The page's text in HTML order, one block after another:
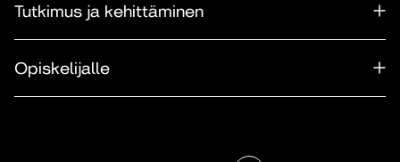
Tutkimus ja kehittäminen
Opiskelijalle